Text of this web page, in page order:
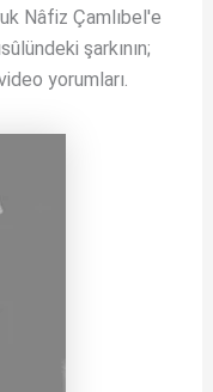
Nâfiz Çamlıbel'e
şarkının;
yorumları.